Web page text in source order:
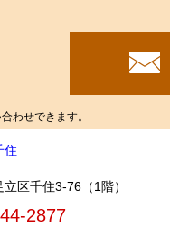
わせできます。
住
区千住3-76（1階）
2877